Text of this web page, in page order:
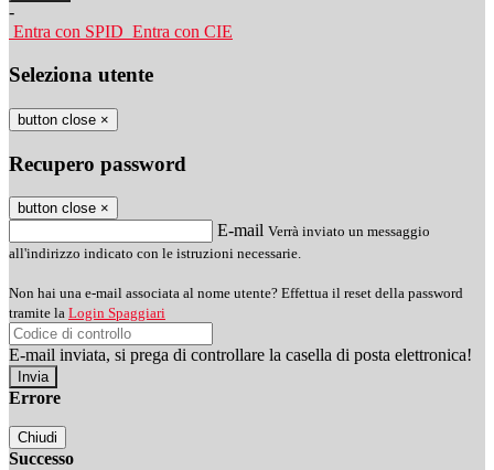
-
Entra con SPID Entra con CIE
Seleziona utente
button close ×
Recupero password
button close ×
E-mail Verrà inviato un messaggio
all'indirizzo indicato con le istruzioni necessarie.
Non hai una e-mail associata al nome utente? Effettua il reset della password
tramite la Login Spaggiari
E-mail inviata, si prega di controllare la casella di posta elettronica!
Errore
Chiudi
Successo